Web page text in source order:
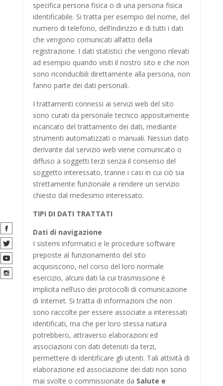
specifica persona fisica o di una persona fisica
identificabile. Si tratta per esempio del nome, del
numero di telefono, dell’indirizzo e di tutti i dati
che vengono comunicati all’atto della
registrazione. I dati statistici che vengono rilevati
ad esempio quando visiti il nostro sito e che non
sono riconducibili direttamente alla persona, non
fanno parte dei dati personali.
I trattamenti connessi ai servizi web del sito
sono curati da personale tecnico appositamente
incaricato del trattamento dei dati, mediante
strumenti automatizzati o manuali. Nessun dato
derivante dal servizio web viene comunicato o
diffuso a soggetti terzi senza il consenso del
soggetto interessato, tranne i casi in cui ciò sia
strettamente funzionale a rendere un servizio
chiesto dal medesimo interessato.
TIPI DI DATI TRATTATI
Dati di navigazione
I sistemi informatici e le procedure software
preposte al funzionamento del sito
acquisiscono, nel corso del loro normale
esercizio, alcuni dati la cui trasmissione è
implicita nell’uso dei protocolli di comunicazione
di Internet. Si tratta di informazioni che non
sono raccolte per essere associate a interessati
identificati, ma che per loro stessa natura
potrebbero, attraverso elaborazioni ed
associazioni con dati detenuti da terzi,
permettere di identificare gli utenti. Tali attività di
elaborazione ed associazione dei dati non sono
mai svolte o commissionate da Salute e